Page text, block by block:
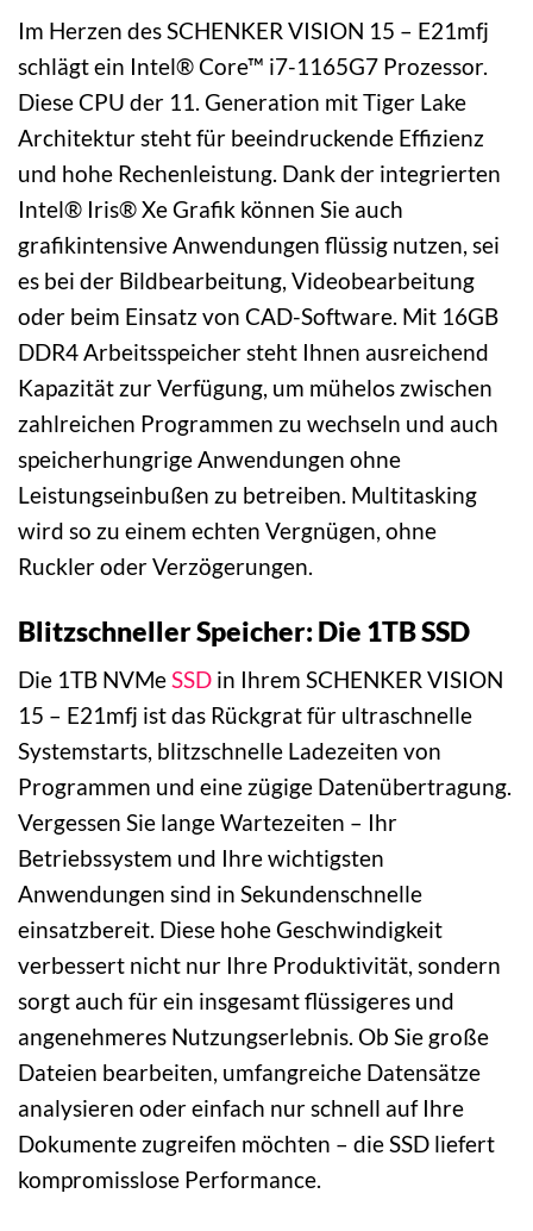
Im Herzen des SCHENKER VISION 15 – E21mfj
schlägt ein Intel® Core™ i7-1165G7 Prozessor.
Diese CPU der 11. Generation mit Tiger Lake
Architektur steht für beeindruckende Effizienz
und hohe Rechenleistung. Dank der integrierten
Intel® Iris® Xe Grafik können Sie auch
grafikintensive Anwendungen flüssig nutzen, sei
es bei der Bildbearbeitung, Videobearbeitung
oder beim Einsatz von CAD-Software. Mit 16GB
DDR4 Arbeitsspeicher steht Ihnen ausreichend
Kapazität zur Verfügung, um mühelos zwischen
zahlreichen Programmen zu wechseln und auch
speicherhungrige Anwendungen ohne
Leistungseinbußen zu betreiben. Multitasking
wird so zu einem echten Vergnügen, ohne
Ruckler oder Verzögerungen.
Blitzschneller Speicher: Die 1TB SSD
Die 1TB NVMeSSD in Ihrem SCHENKER VISION
15 – E21mfj ist das Rückgrat für ultraschnelle
Systemstarts, blitzschnelle Ladezeiten von
Programmen und eine zügige Datenübertragung.
Vergessen Sie lange Wartezeiten – Ihr
Betriebssystem und Ihre wichtigsten
Anwendungen sind in Sekundenschnelle
einsatzbereit. Diese hohe Geschwindigkeit
verbessert nicht nur Ihre Produktivität, sondern
sorgt auch für ein insgesamt flüssigeres und
angenehmeres Nutzungserlebnis. Ob Sie große
Dateien bearbeiten, umfangreiche Datensätze
analysieren oder einfach nur schnell auf Ihre
Dokumente zugreifen möchten – die SSD liefert
kompromisslose Performance.